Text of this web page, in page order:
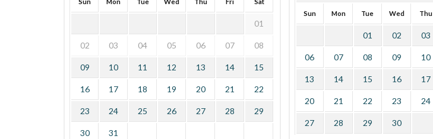
Sun Mon Tue Wed Thu Fri Sat
01
02 03 04 05 06 07 08
09 10 11 12 13 14 15
16 17 18 19 20 21 22
23 24 25 26 27 28 29
30 31
Sun Mon Tue Wed Thu
01 02 03
06 07 08 09 10
13 14 15 16 17
20 21 22 23 24
27 28 29 30